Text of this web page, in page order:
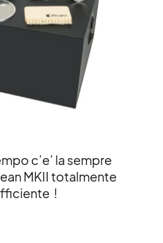
c’e’ la sempre
MKII totalmente
!